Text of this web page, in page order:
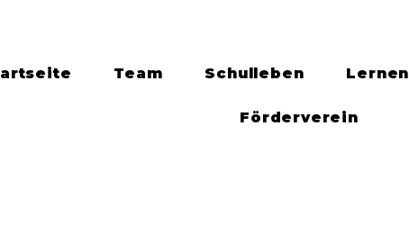
Team Schulleben Lernen
Förderverein